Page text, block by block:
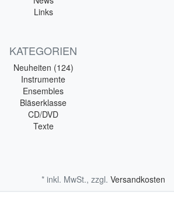
Links
KATEGORIEN
Neuheiten (124)
Instrumente
Ensembles
Bläserklasse
CD/DVD
Texte
* inkl. MwSt., zzgl. Versandkosten